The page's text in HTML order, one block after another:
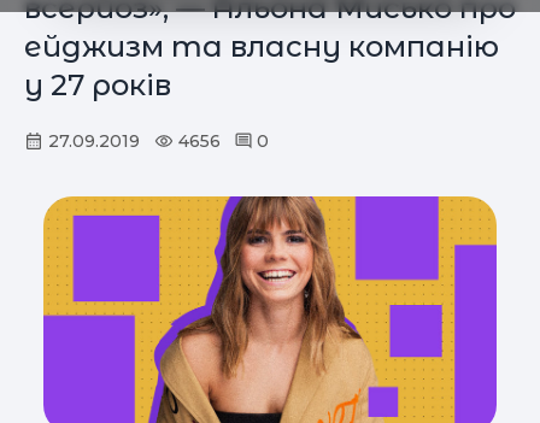
всерйоз», — Альона Мисько про
ейджизм та власну компанію
у 27 років
27.09.2019 4656 0